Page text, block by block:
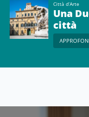
Città d’Arte
Una
città